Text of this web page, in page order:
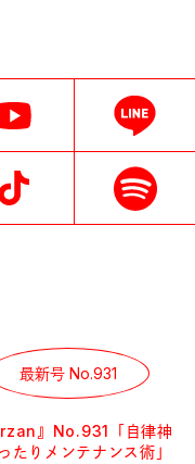
最新号 No.931
』No.931「自律神
たりメンテナンス術」